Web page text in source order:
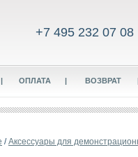
+7 495 232 07 08
| ОПЛАТА | ВОЗВРАТ
/Аксессуары для